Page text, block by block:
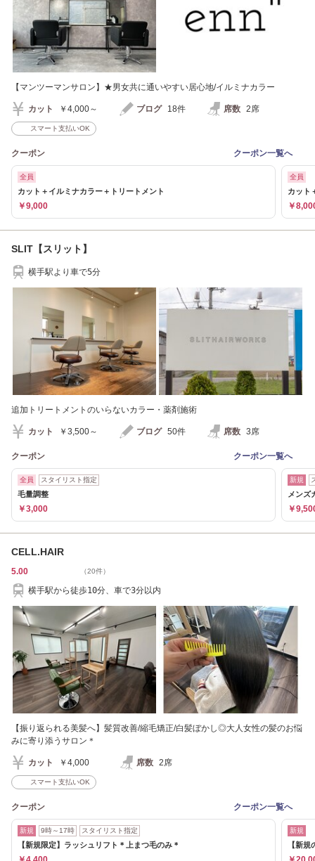
【マンツーマンサロン】★男女共に通いやすい居心地/イルミナカラー
カット ￥4,000～ ブログ 18件 席数 2席
スマート支払いOK
クーポン クーポン一覧へ
全員
カット＋イルミナカラー＋トリートメント
￥9,000
全員
カット
￥
SLIT【スリット】
横手駅より車で5分
追加トリートメントのいらないカラー・薬剤施術
カット ￥3,500～ ブログ 50件 席数 3席
クーポン クーポン一覧へ
全員 スタイリスト指定
毛量調整
￥3,000
新規
メンズ
￥
CELL.HAIR
5.00 （20件）
横手駅から徒歩10分、車で3分以内
【振り返られる美髪へ】髪質改善/縮毛矯正/白髪ぼかし◎大人女性の髪のお悩
みに寄り添うサロン＊
カット ￥4,000 席数 2席
スマート支払いOK
クーポン クーポン一覧へ
新規 9時～17時 スタイリスト指定
【新規限定】ラッシュリフト＊上まつ毛のみ＊
新規
【新